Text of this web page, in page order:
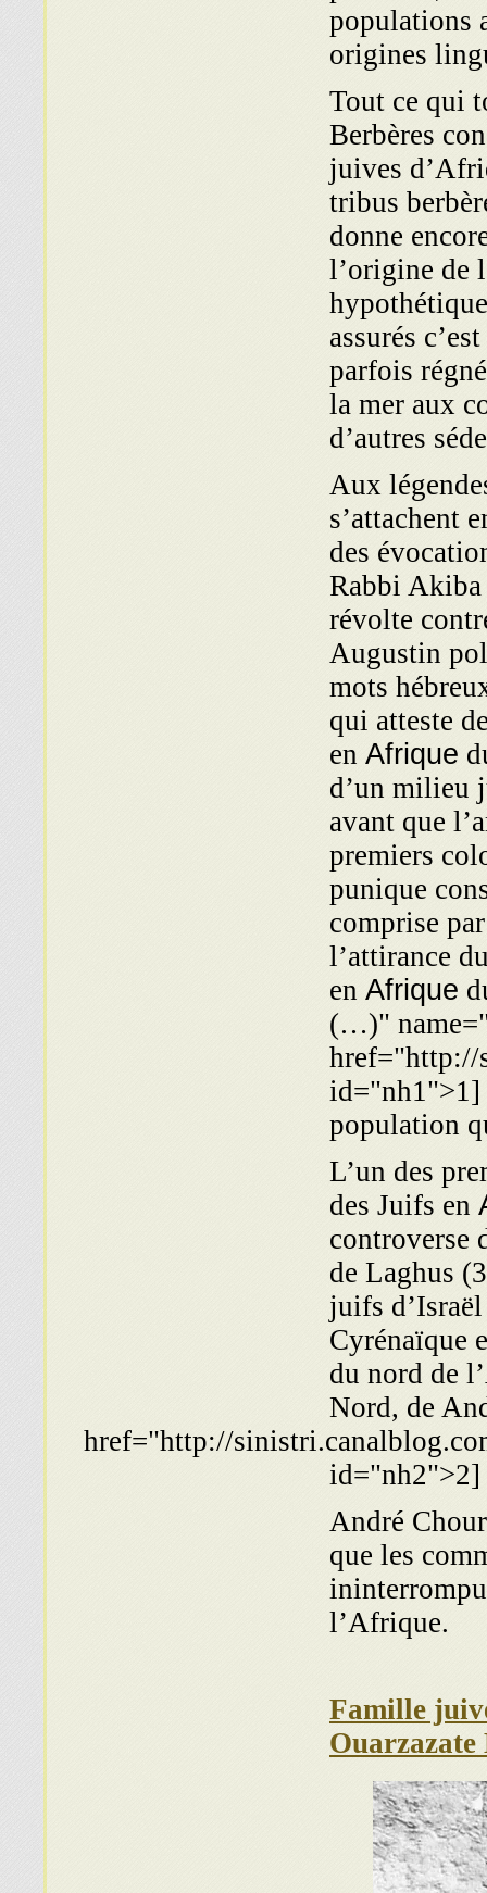
populations
origines
Tout ce qui
Berbères
juives
tribus
donne
l’origine de
assurés
parfois
la mer aux
d’autres
Aux
s’attachent
des
Rabbi Akiba
révolte
Augustin
mots
qui atteste
en Afrique
d’un milieu
avant que
premiers
punique
comprise
l’attirance
en Afrique
(…)"
href="http://
id="nh1">1]
population
« L’un des
des Juifs en
controverse
de Laghus
juifs
Cyrénaïque
du nord de
Nord, de
href="http://
id="nh2">2]
André
que les
l’Afrique.
Famille
Ouarzazate